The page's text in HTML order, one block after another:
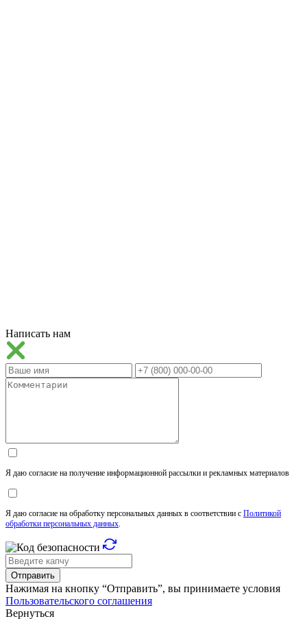
Написать нам
Я даю согласие на получение информационной рассылки и рекламных материалов
Я даю согласие на обработку персональных данных в соответствии с Политикой
обработки персональных данных
Отправить
Нажимая на кнопку “Отправить”, вы принимаете условия
Пользовательского соглашения
Вернуться